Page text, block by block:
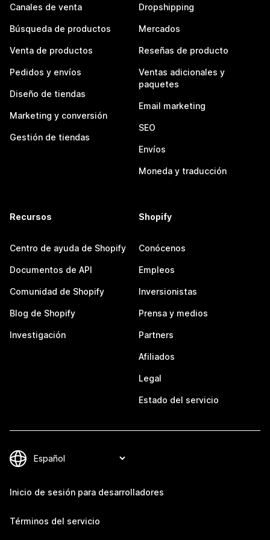
Canales de venta
Búsqueda de productos
Venta de productos
Pedidos y envíos
Diseño de tiendas
Marketing y conversión
Gestión de tiendas
Dropshipping
Mercados
Reseñas de producto
Ventas adicionales y
paquetes
Email marketing
SEO
Envíos
Moneda y traducción
Recursos
Centro de ayuda de Shopify
Documentos de API
Comunidad de Shopify
Blog de Shopify
Investigación
Shopify
Conócenos
Empleos
Inversionistas
Prensa y medios
Partners
Afiliados
Legal
Estado del servicio
Inicio de sesión para desarrolladores
Términos del servicio